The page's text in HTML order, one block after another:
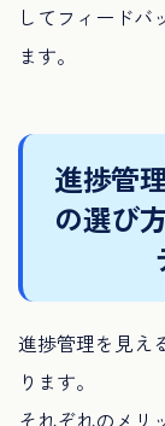
してフィードバ
ます。
進捗管
の選び
進捗管理を見え
ります。
それぞれのメリ